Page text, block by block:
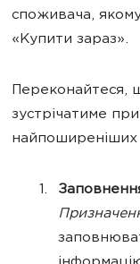
споживача, якому
«Купити зараз».
Переконайтеся,
зустрічатиме
найпоширеніших